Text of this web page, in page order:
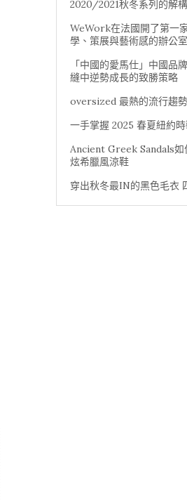
2020/2021秋冬系列的解
WeWork在法國開了第一
學、策展與藝術感的辦公室
「中國的愛馬仕」中國品
縫中逆勢成長的致勝策略
oversized 最熱的流行趨勢
一手掌握 2025 春夏紐約
Ancient Greek Sandals如
炫希臘風涼鞋
穿出秋冬最IN的黑色毛衣